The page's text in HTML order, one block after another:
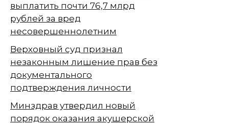
выплатить почти 76,7 млрд
рублей за вред
несовершеннолетним
Верховный суд признал
незаконным лишение прав без
документального
подтверждения личности
Минздрав утвердил новый
порядок оказания акушерской